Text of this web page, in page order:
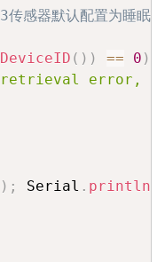
传感器默认配置为睡眠
( ) ) == 0 )
error,
) ; Serial . println